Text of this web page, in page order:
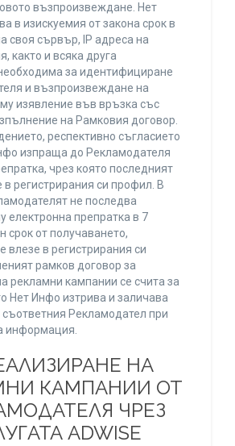
възпроизвеждане. Нет
в изискуемия от закона срок в
своя сървър, IP адреса на
както и всяка друга
за идентифициране
и възпроизвеждане на
изявление във връзка със
на Рамковия договор.
респективно съгласието
изпраща до Рекламодателя
чрез която последният
регистрирания си профил. В
не последва
електронна препратка в 7
срок от получаването,
влезе в регистрирания си
рамков договор за
рекламни кампании се счита за
Нет Инфо изтрива и заличава
съответния Рекламодател при
информация.
НА
КАМПАНИИ ОТ
ЧРЕЗ
ADWISE